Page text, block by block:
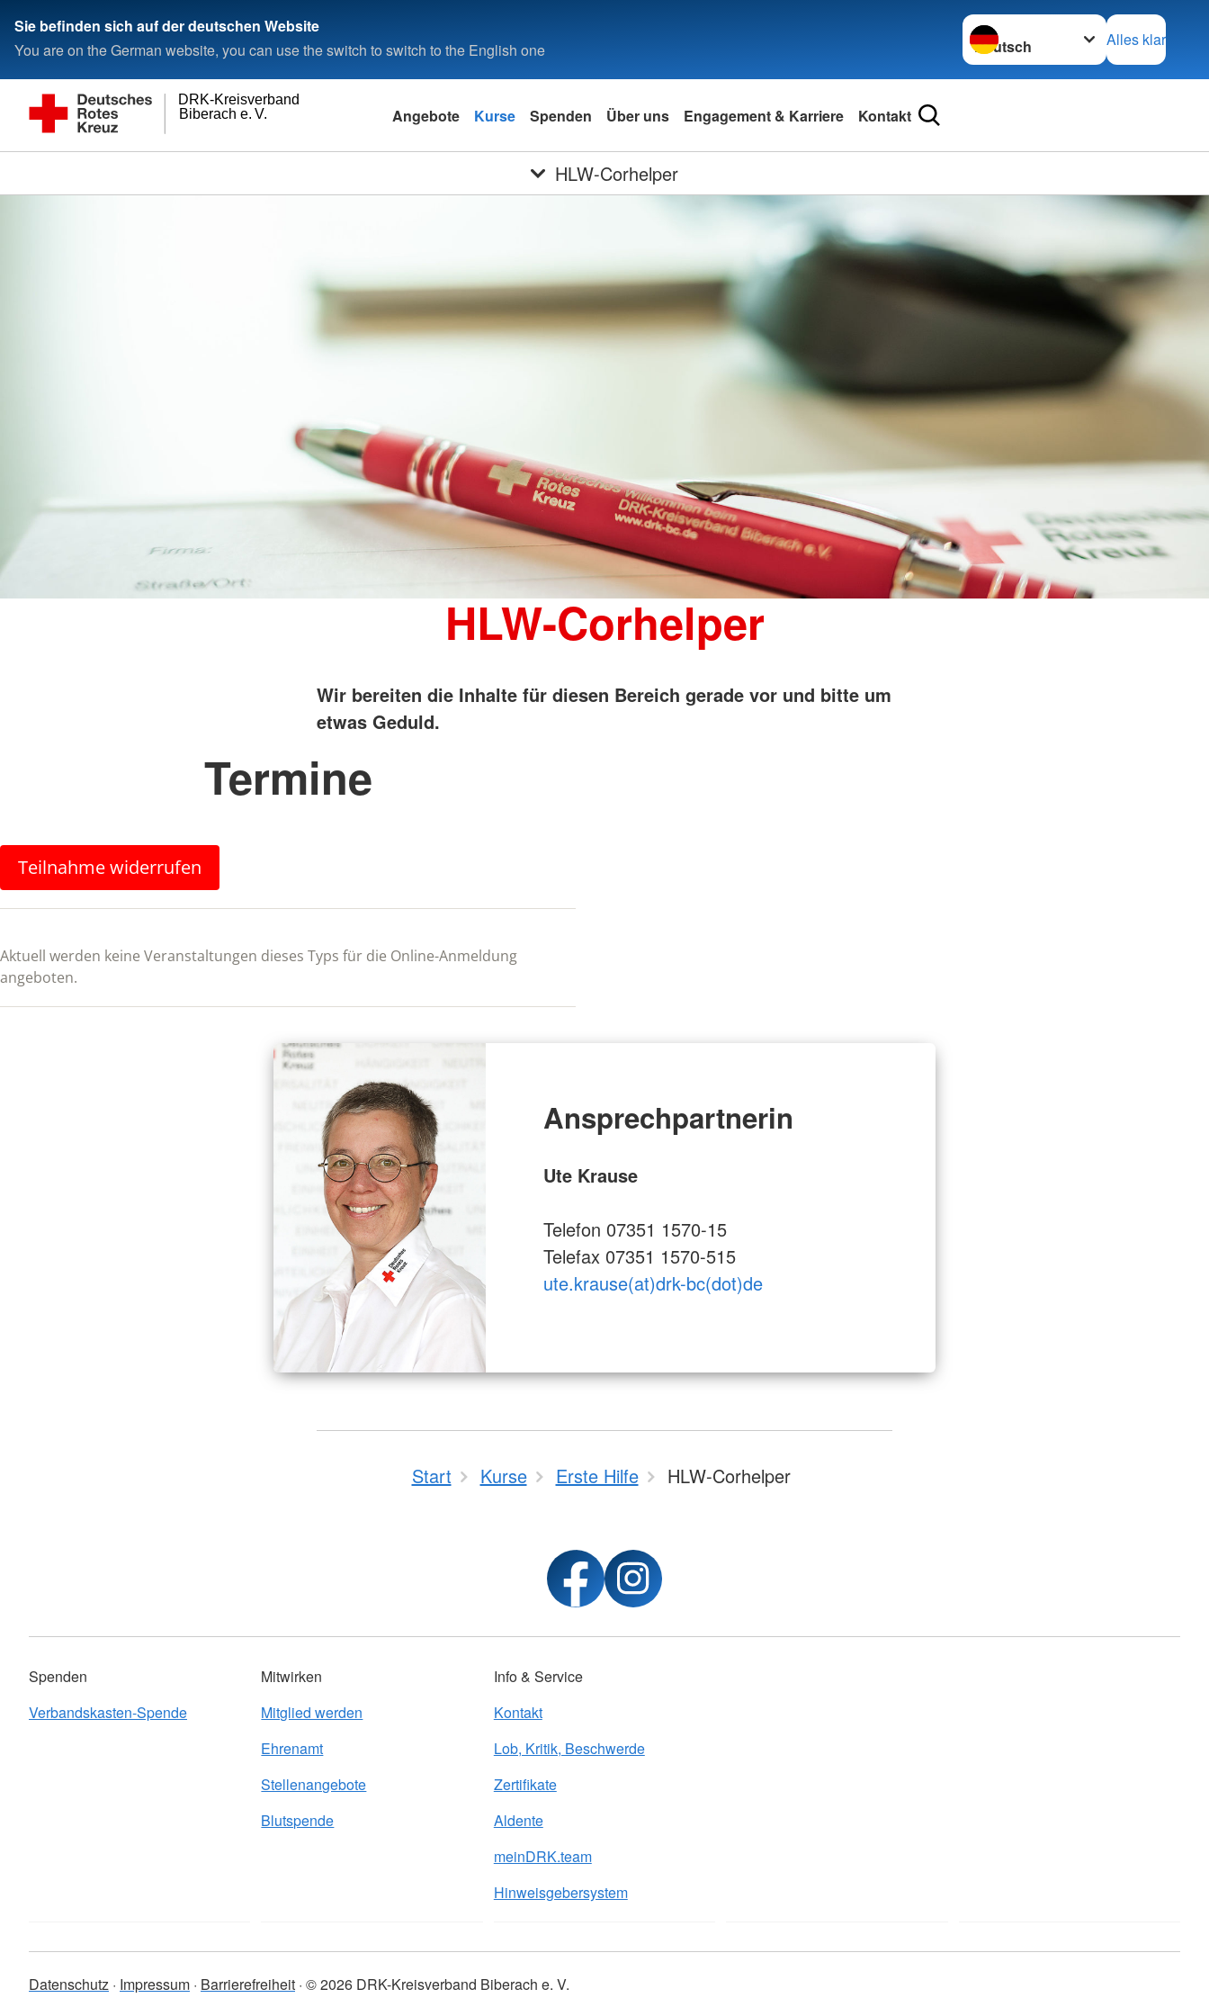
Sie befinden sich auf der deutschen Website
You are on the German website, you can use the switch to switch to the English one
Sprache wechseln zu
Alles klar
Biberach e. V.
DRK-Kreisverband
Angebote Kurse Spenden Über uns Engagement & Karriere Kontakt
HLW-Corhelper
HLW-Corhelper
Wir bereiten die Inhalte für diesen Bereich gerade vor und bitte um
etwas Geduld.
Termine
Teilnahme widerrufen
Aktuell werden keine Veranstaltungen dieses Typs für die Online-Anmeldung
angeboten.
Ansprechpartnerin
Ute Krause
Telefon 07351 1570-15
Telefax 07351 1570-515
ute.krause(at)drk-bc(dot)de
Start Kurse Erste Hilfe HLW-Corhelper
Spenden
Verbandskasten-Spende
Mitwirken
Mitglied werden
Ehrenamt
Stellenangebote
Blutspende
Info & Service
Kontakt
Lob, Kritik, Beschwerde
Zertifikate
Aldente
meinDRK.team
Hinweisgebersystem
Datenschutz Impressum Barrierefreiheit © 2026 DRK-Kreisverband Biberach e. V.